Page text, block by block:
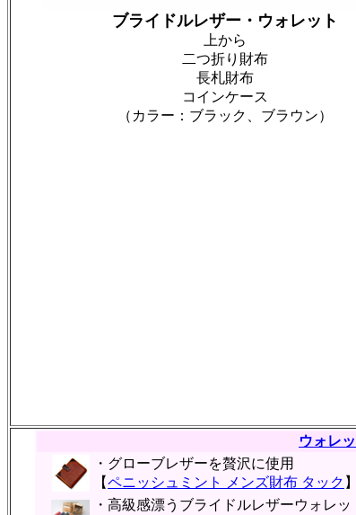
ブライドルレザー・ウォレット
上から
二つ折り財布
長札財布
コインケース
（カラー：ブラック、ブラウン）
ウォレ
・グローブレザーを贅沢に使用
【ペニッシュミント メンズ財布 タック 】
・高級感漂うブライドルレザーウォレッ